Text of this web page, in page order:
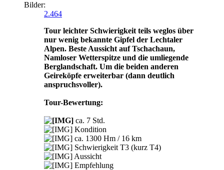
Bilder:
2.464
Tour leichter Schwierigkeit teils weglos über
nur wenig bekannte Gipfel der Lechtaler
Alpen. Beste Aussicht auf Tschachaun,
Namloser Wetterspitze und die umliegende
Berglandschaft. Um die beiden anderen
Geireköpfe erweiterbar (dann deutlich
anspruchsvoller).
Tour-Bewertung:
ca. 7 Std.
Kondition
ca. 1300 Hm / 16 km
Schwierigkeit T3 (kurz T4)
Aussicht
Empfehlung